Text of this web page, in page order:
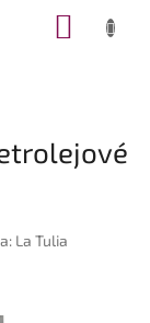
La Tulia